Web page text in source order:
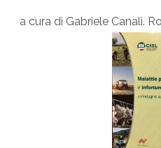
a cura di Gabriele Canali.